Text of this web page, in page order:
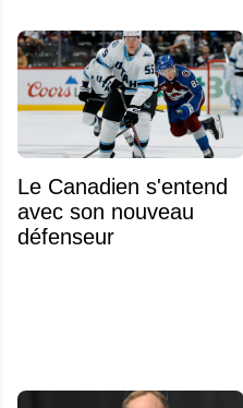
Le Canadien s'entend
avec son nouveau
défenseur